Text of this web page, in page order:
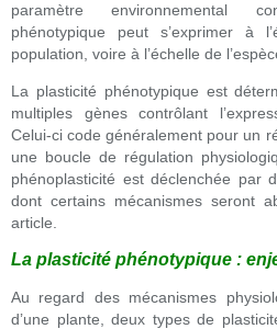
paramètre environnemental
phénotypique peut s’exprimer à
population, voire à l’échelle de
La plasticité phénotypique est
multiples gènes contrôlant
Celui-ci code généralement pour un
une boucle de régulation
phénoplasticité est déclenchée par
dont certains mécanismes seront
article.
La plasticité phénotypique :
Au regard des mécanismes
d’une plante, deux types de